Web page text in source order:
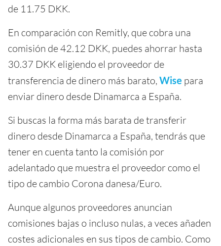
de 11.75 DKK.
En comparación con Remitly, que cobra una
comisión de 42.12 DKK, puedes ahorrar hasta
30.37 DKK eligiendo el proveedor de
transferencia de dinero más barato, Wise para
enviar dinero desde Dinamarca a España.
Si buscas la forma más barata de transferir
dinero desde Dinamarca a España, tendrás que
tener en cuenta tanto la comisión por
adelantado que muestra el proveedor como el
tipo de cambio Corona danesa/Euro.
Aunque algunos proveedores anuncian
comisiones bajas o incluso nulas, a veces añaden
costes adicionales en sus tipos de cambio. Como